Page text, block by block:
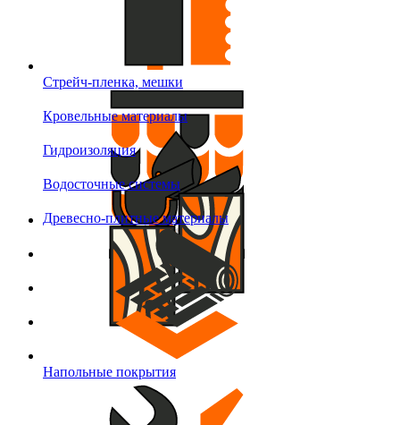
Стрейч-пленка, мешки
Кровельные материалы
Гидроизоляция
Водосточные системы
Древесно-плитные материалы
Напольные покрытия